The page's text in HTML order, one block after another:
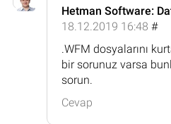
Hetman Software:
18.12.2019 16:48 #
.WFM dosyalarını
bir sorunuz varsa
sorun.
Cevap